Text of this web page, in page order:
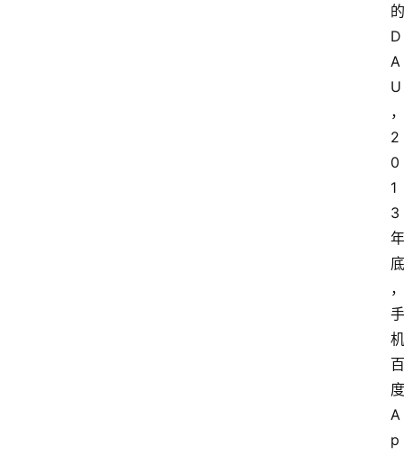
的
D
A
U
，
2
0
1
3
年
底
，
手
机
百
度
A
p